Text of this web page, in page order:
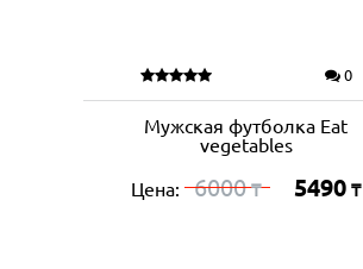
0
Мужская футболка Eat
vegetables
Цена: 6000₸ 5490 ₸